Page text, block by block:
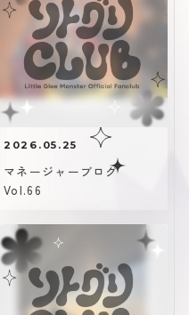
2026.05.25
マネージャーブログ
Vol.66